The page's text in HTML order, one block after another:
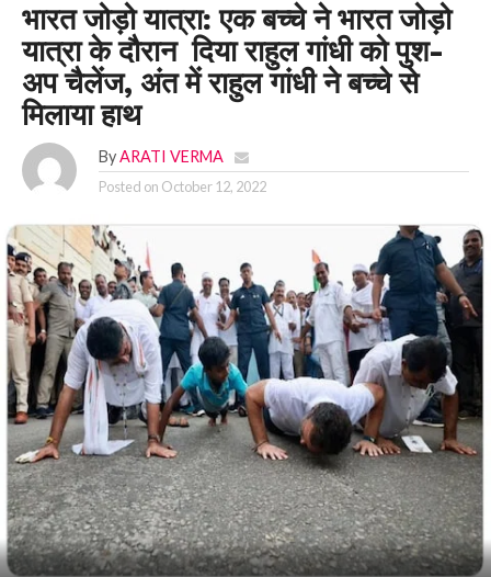
भारत जोड़ो यात्रा: एक बच्चे ने भारत जोड़ो
यात्रा के दौरान दिया राहुल गांधी को पुश-
अप चैलेंज, अंत में राहुल गांधी ने बच्चे से
मिलाया हाथ
By ARATI VERMA
Posted on October 12, 2022